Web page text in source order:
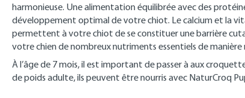
harmonieuse. Une alimentation équilibrée avec des
développement optimal de votre chiot. Le calcium et la
permettent à votre chiot de se constituer une barrière
votre chien de nombreux nutriments essentiels de manière
À l’âge de 7 mois, il est important de passer à aux
de poids adulte, ils peuvent être nourris avec NaturCroq